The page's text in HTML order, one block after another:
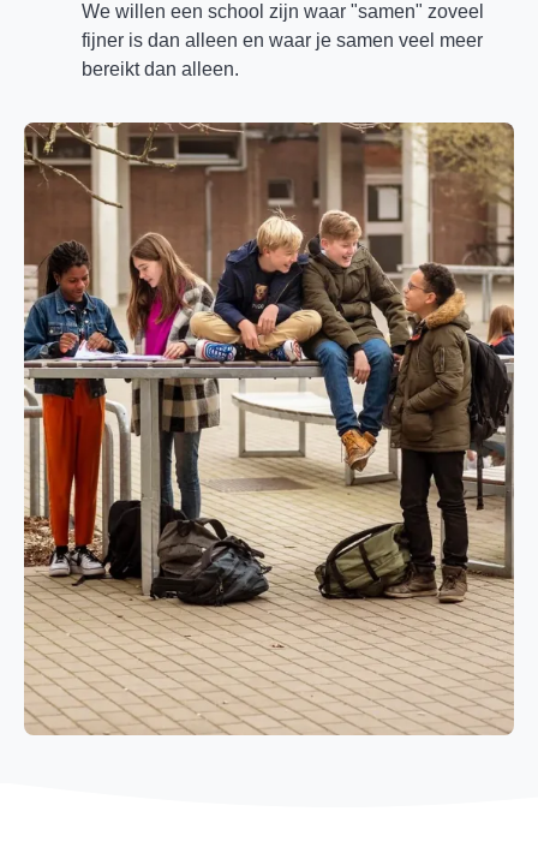
We willen een school zijn waar "samen" zoveel
fijner is dan alleen en waar je samen veel meer
bereikt dan alleen.